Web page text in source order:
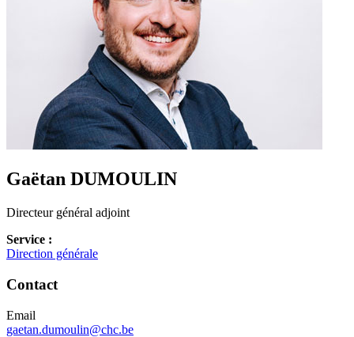
Gaëtan DUMOULIN
Directeur général adjoint
Service :
Direction générale
Contact
Email
gaetan.dumoulin@chc.be